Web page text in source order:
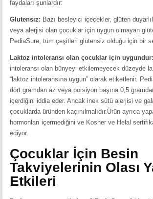
faydaları şunlardır:
Glutensiz: Bazı besleyici içecekler, glüten
veya alerjisi olan çocuklar için uygun olmayan
PediaSure, tüm çeşitleri glütensiz olduğu için bir
Laktoz intoleransı olan çocuklar için uygundur:
intoleransı olan bünyeyi etkilemeyecek düzeyde
“laktoz intoleransına uygun” olarak etiketlenir.
dört gramdan az veya porsiyon başına 0,5
içerdiğini iddia eder. Ancak inek sütü alerjisi ve
çocuklarda üründen kaçınılmalıdır.Ürün ayrıca
hormonları içermediğini ve Kosher ve Helal
ediyor.
Çocuklar İçin Besin
Takviyelerinin Olası
Etkileri